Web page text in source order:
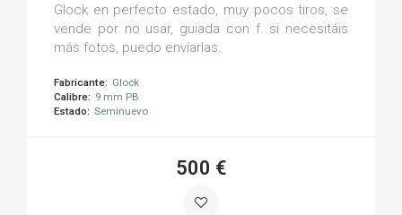
Glock en perfecto estado, muy pocos tiros, se
vende por no usar, guiada con f. si necesitáis
más fotos, puedo enviarlas.
Fabricante: Glock
Calibre: 9 mm PB
Estado: Seminuevo
500 €